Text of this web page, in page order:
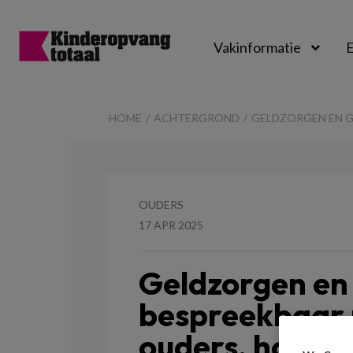
Vakinformatie
HOME ACHTERGROND GELDZORGEN EN
OUDERS
17 APR 2025
Geldzorgen
bespreekbaar